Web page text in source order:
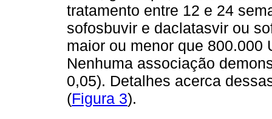
tratamento entre 12 e 24
sofosbuvir e daclatasvir ou
maior ou menor que 800.000
Nenhuma associação
0,05). Detalhes acerca
(Figura 3).